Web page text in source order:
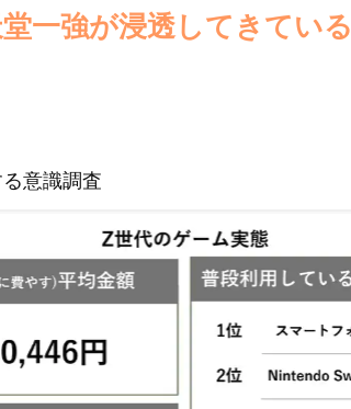
一強が浸透してきている
意識調査